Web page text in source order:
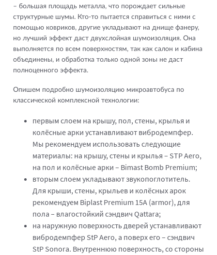
– большая площадь металла, что порождает сильные
структурные шумы. Кто-то пытается справиться с ними с
помощью ковриков, другие укладывают на днище фанеру,
но лучший эффект даст двухслойная шумоизоляция. Она
выполняется по всем поверхностям, так как салон и кабина
объединены, и обработка только одной зоны не даст
полноценного эффекта.
Опишем подробно шумоизоляцию микроавтобуса по
классической комплексной технологии:
первым слоем на крышу, пол, стены, крылья и
колёсные арки устанавливают вибродемпфер.
Мы рекомендуем использовать следующие
материалы: на крышу, стены и крылья – STP Aero,
на пол и колёсные арки – Bimast Bomb Premium;
вторым слоем укладывают звукопоглотитель.
Для крыши, стены, крыльев и колёсных арок
рекомендуем Biplast Premium 15A (armor), для
пола – влагостойкий сэндвич Qattara;
на наружную поверхность дверей устанавливают
вибродемпфер StP Aero, а поверх его – сэндвич
StP Sonora. Внутреннюю поверхность, со стороны